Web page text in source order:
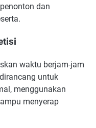
dan
waktu berjam-jam
untuk
menggunakan
menyerap